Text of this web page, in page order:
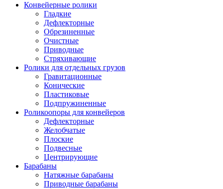
Конвейерные ролики
Гладкие
Дефлекторные
Обрезиненные
Очистные
Приводные
Стряхивающие
Ролики для отдельных грузов
Гравитационные
Конические
Пластиковые
Подпружиненные
Роликоопоры для конвейеров
Дефлекторные
Желобчатые
Плоские
Подвесные
Центрирующие
Барабаны
Натяжные барабаны
Приводные барабаны